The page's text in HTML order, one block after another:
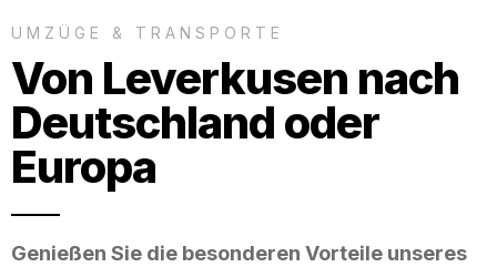
UMZÜGE & TRANSPORTE
Von Leverkusen nach
Deutschland oder
Europa
Genießen Sie die besonderen Vorteile unseres